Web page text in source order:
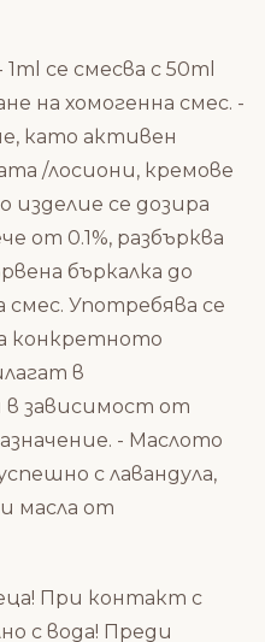
се смесва с 50ml
на хомогенна смес. -
като активен
/лосиони, кремове
изделие се дозира
от 0.1%, разбърква
бъркалка до
смес. Употребява се
конкретното
в
зависимост от
- Маслото
с лавандула,
масла от
При контакт с
с вода! Преди